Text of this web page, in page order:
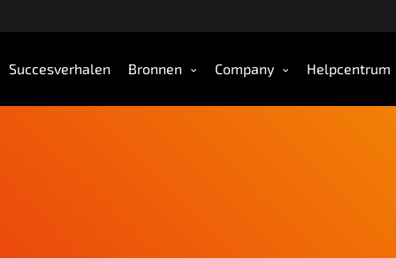
Succesverhalen Bronnen Company Helpcentrum